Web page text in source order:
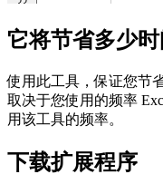
它将节省多少时
使用此工具，保证您节
取决于您使用的频率
用该工具的频率。
下载扩展程序